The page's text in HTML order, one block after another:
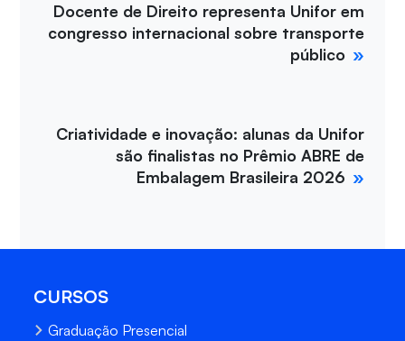
Docente de Direito representa Unifor em
congresso internacional sobre transporte
público
Criatividade e inovação: alunas da Unifor
são finalistas no Prêmio ABRE de
Embalagem Brasileira 2026
CURSOS
Graduação Presencial